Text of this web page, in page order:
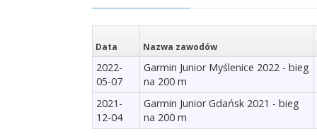
Data Nazwa zawodów
2022-
05-07
Garmin Junior Myślenice 2022 - bieg
na 200 m
2021-
12-04
Garmin Junior Gdańsk 2021 - bieg
na 200 m